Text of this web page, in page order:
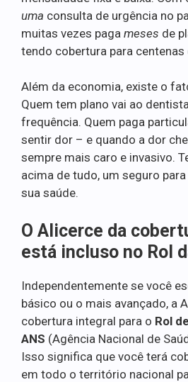
uma consulta de urgência no
muitas vezes paga meses de
tendo cobertura para
Além da economia, existe o
Quem tem plano vai ao
frequência. Quem paga
sentir dor – e quando a dor
sempre mais caro e invasivo.
acima de tudo, um seguro
sua saúde.
O Alicerce da
está incluso no Rol
Independentemente se você
básico ou o mais avançado, a
cobertura integral para o Rol
ANS (Agência Nacional de
Isso significa que você terá
em todo o território nacional